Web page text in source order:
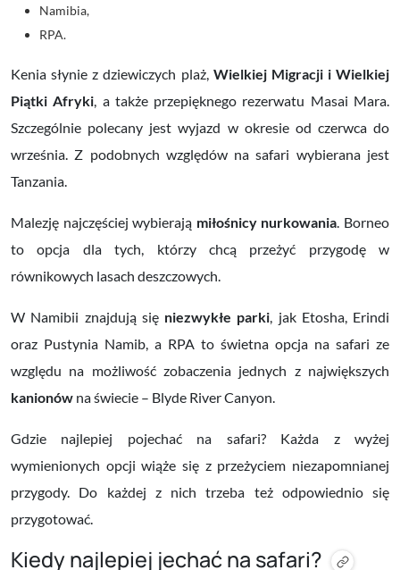
Namibia,
RPA.
Kenia słynie z dziewiczych plaż, Wielkiej Migracji i Wielkiej
Piątki Afryki, a także przepięknego rezerwatu Masai Mara.
Szczególnie polecany jest wyjazd w okresie od czerwca do
września. Z podobnych względów na safari wybierana jest
Tanzania.
Malezję najczęściej wybierają miłośnicy nurkowania. Borneo
to opcja dla tych, którzy chcą przeżyć przygodę w
równikowych lasach deszczowych.
W Namibii znajdują się niezwykłe parki, jak Etosha, Erindi
oraz Pustynia Namib, a RPA to świetna opcja na safari ze
względu na możliwość zobaczenia jednych z największych
kanionów na świecie – Blyde River Canyon.
Gdzie najlepiej pojechać na safari? Każda z wyżej
wymienionych opcji wiąże się z przeżyciem niezapomnianej
przygody. Do każdej z nich trzeba też odpowiednio się
przygotować.
Kiedy najlepiej jechać na safari?